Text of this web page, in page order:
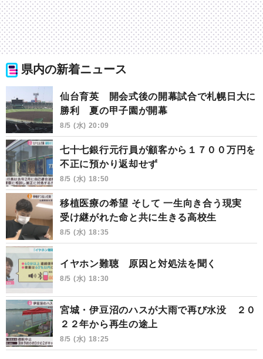
県内の新着ニュース
仙台育英 開会式後の開幕試合で札幌日大に
勝利 夏の甲子園が開幕
8/5 (水) 20:09
七十七銀行元行員が顧客から１７００万円を
不正に預かり返却せず
8/5 (水) 18:50
移植医療の希望 そして 一生向き合う現実
受け継がれた命と共に生きる高校生
8/5 (水) 18:35
イヤホン難聴 原因と対処法を聞く
8/5 (水) 18:30
宮城・伊豆沼のハスが大雨で再び水没 ２０
２２年から再生の途上
8/5 (水) 18:25